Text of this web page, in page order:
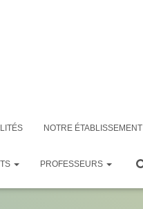
NOTRE ÉTABLISSEMENT
PROFESSEURS